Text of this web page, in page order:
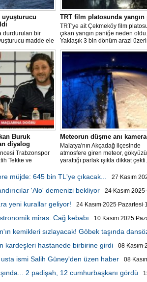
uyuşturucu
durdurulan bir
madde ele
en büyük
biri
baskında 4 kişi
TRT film platosunda yangın
TRT'ye ait Çekmeköy film
çıkan yangın paniğe neden oldu.
Yaklaşık 3 bin dönüm arazi
kurulu platoda henüz
bir nedenle çıkan yangın sonrası
bölgeye çok sayıda itfaiye ekibi
edildi.
Buruk
diyalog
Trabzonspor
Tekke ve
üzerinden geçen
medyada gündem
Meteorun düşme anı
Malatya'nın Akçadağ ilçesinde
atmosfere giren meteor,
yarattığı parlak ışıkla dikkat
müjde: 645 bin TL'ye çıkacak... 27 Kasım
'Alo' demenizi bekliyor 24 Kasım
yeni kurallar geliyor! 24 Kasım 2025 Pazartesi
miras: Cağ kebabı 10 Kasım 2025
kemikleri sızlayacak! Göbek taşında
kardeşleri hastanede birbirine girdi 08 Kasım
usta ismi Salih Güney'den üzen haber 08
2 padişah, 12 cumhurbaşkanı gördü